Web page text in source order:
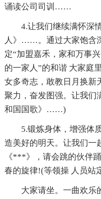
诵读公司司训……
4.让我们继续满怀深
人》……。通过大家饱含
定“加盟嘉禾，家和万事
的一家人”的和谐 大家庭
女多奇志，敢教日月换新
聚力，奋发图强。让我们
和国国歌》……)
5.锻炼身体，增强体
造美好的明天。让我们一
《***》，请会跳的伙伴
春的旋律!(等领操 人员站
大家请坐。一曲欢乐